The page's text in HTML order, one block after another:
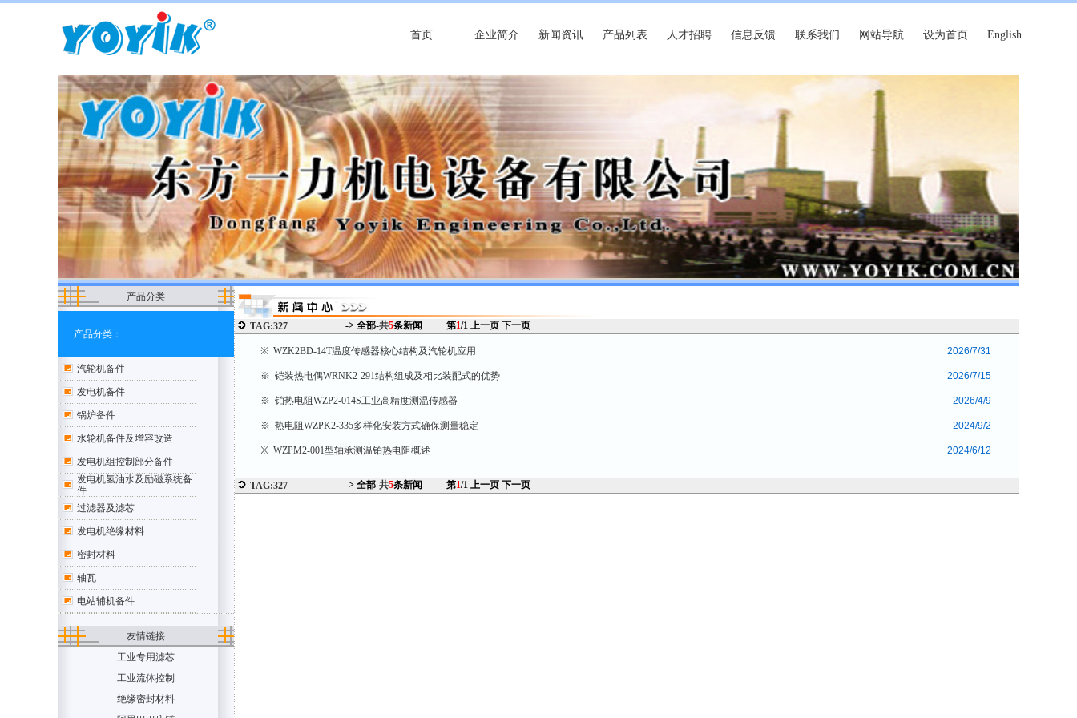
首页 企业简介 新闻资讯 产品列表 人才招聘 信息反馈 联系我们 网站导航 设为首页 English
产品分类
产品分类：
汽轮机备件
发电机备件
锅炉备件
水轮机备件及增容改造
发电机组控制部分备件
发电机氢油水及励磁系统备
件
过滤器及滤芯
发电机绝缘材料
密封材料
轴瓦
电站辅机备件
友情链接
工业专用滤芯
工业流体控制
绝缘密封材料
TAG:327 -> 全部-共5条新闻 第1/1 上一页 下一页
※ WZK2BD-14T温度传感器核心结构及汽轮机应用 2026/7/31
※ 铠装热电偶WRNK2-291结构组成及相比装配式的优势 2026/7/15
※ 铂热电阻WZP2-014S工业高精度测温传感器 2026/4/9
※ 热电阻WZPK2-335多样化安装方式确保测量稳定 2024/9/2
※ WZPM2-001型轴承测温铂热电阻概述 2024/6/12
TAG:327 -> 全部-共5条新闻 第1/1 上一页 下一页